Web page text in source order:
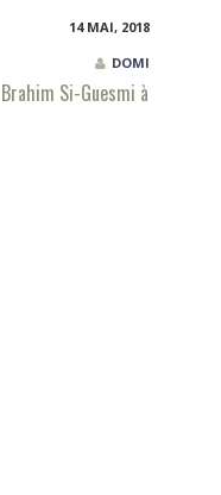
14 MAI, 2018
DOMI
Si-Guesmi à